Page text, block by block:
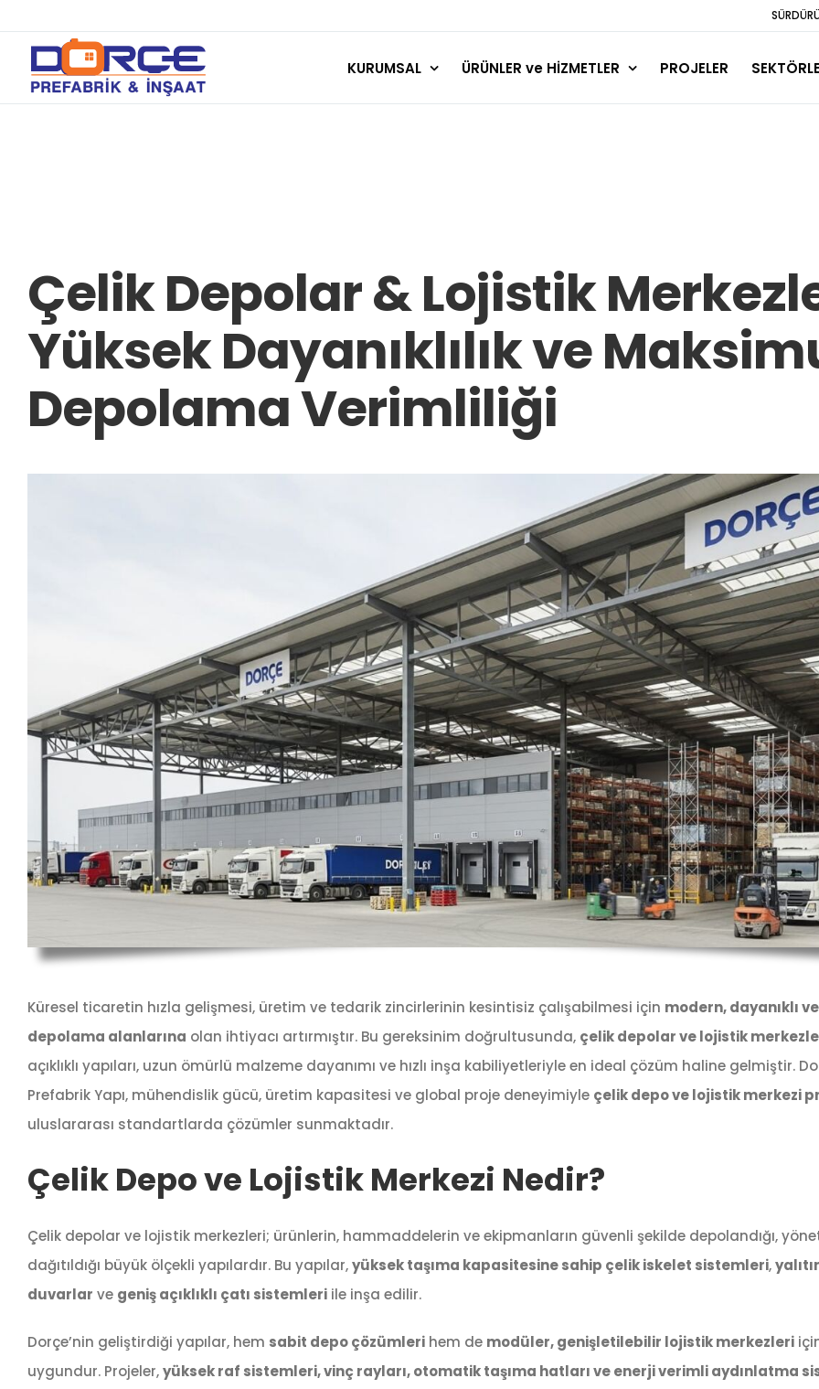
content
KURUMSAL ÜRÜNLER ve HİZMETLER PROJELER
Çelik Depolar & Lojistik
Yüksek Dayanıklılık ve
Depolama Verimliliği
Küresel ticaretin hızla gelişmesi, üretim ve tedarik zincirlerinin kesintisiz çalışabilmesi için modern, dayanıklı
depolama alanlarına olan ihtiyacı artırmıştır. Bu gereksinim doğrultusunda, çelik depolar ve lojistik
açıklıklı yapıları, uzun ömürlü malzeme dayanımı ve hızlı inşa kabiliyetleriyle en ideal çözüm haline gelmiştir.
Prefabrik Yapı, mühendislik gücü, üretim kapasitesi ve global proje deneyimiyle çelik depo ve lojistik merkezi
uluslararası standartlarda çözümler sunmaktadır.
Çelik Depo ve Lojistik Merkezi Nedir?
Çelik depolar ve lojistik merkezleri; ürünlerin, hammaddelerin ve ekipmanların güvenli şekilde depolandığı,
dağıtıldığı büyük ölçekli yapılardır. Bu yapılar,yüksek taşıma kapasitesine sahip çelik iskelet sistemleri,
duvarlar ve geniş açıklıklı çatı sistemleriile inşa edilir.
Dorçe’nin geliştirdiği yapılar, hem sabit depo çözümlerihem de modüler, genişletilebilir lojistik merkezleri
uygundur. Projeler,yüksek raf sistemleri, vinç rayları, otomatik taşıma hatları ve enerji verimli aydınlatma